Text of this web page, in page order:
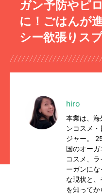
ガン予防やピ
に！ごはんが
シー欲張りス
hiro
本業は、
ンコスメ
ジャー。
国のオー
コスメ、
ーガンに
な現状と
を知ってか